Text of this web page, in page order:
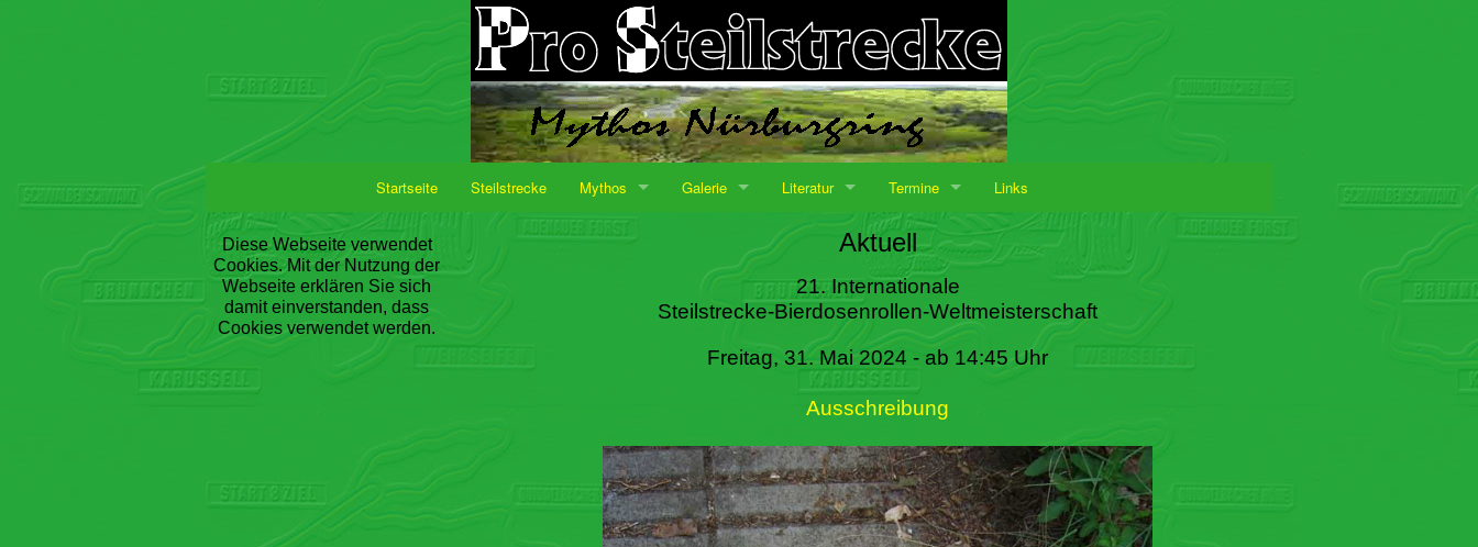
Startseite Steilstrecke Mythos Galerie Literatur Termine Links
Diese Webseite verwendet
Cookies. Mit der Nutzung der
Webseite erklären Sie sich
damit einverstanden, dass
Cookies verwendet werden.
Aktuell
21. Internationale
Steilstrecke-Bierdosenrollen-Weltmeisterschaft
Freitag, 31. Mai 2024 - ab 14:45 Uhr
Ausschreibung